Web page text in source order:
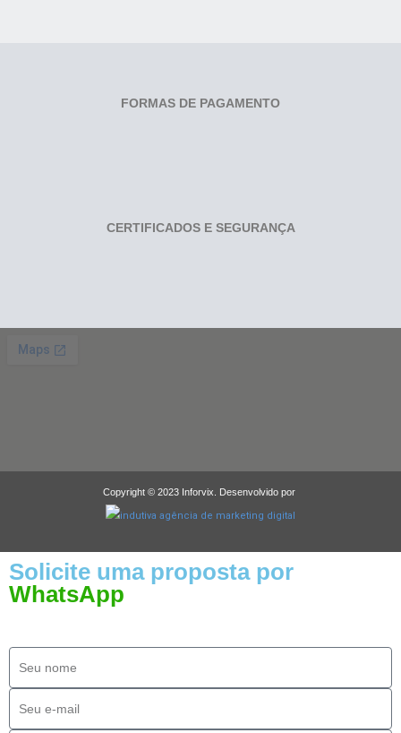
FORMAS DE PAGAMENTO
CERTIFICADOS E SEGURANÇA
Copyright © 2023 Inforvix. Desenvolvido por
Solicite uma proposta por
WhatsApp